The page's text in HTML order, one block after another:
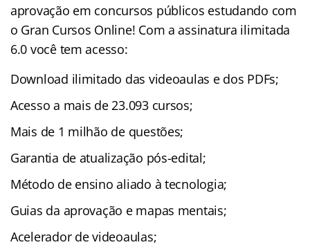
aprovação em concursos públicos estudando com
o Gran Cursos Online! Com a assinatura ilimitada
6.0 você tem acesso:
Download ilimitado das videoaulas e dos PDFs;
Acesso a mais de 23.093 cursos;
Mais de 1 milhão de questões;
Garantia de atualização pós-edital;
Método de ensino aliado à tecnologia;
Guias da aprovação e mapas mentais;
Acelerador de videoaulas;